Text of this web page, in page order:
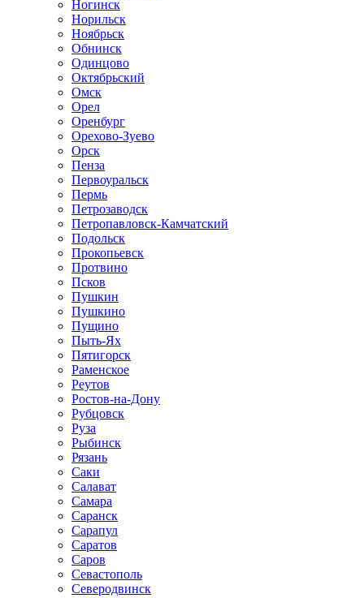
Ногинск
Норильск
Ноябрьск
Обнинск
Одинцово
Октябрьский
Омск
Орел
Оренбург
Орехово-Зуево
Орск
Пенза
Первоуральск
Пермь
Петрозаводск
Петропавловск-Камчатский
Подольск
Прокопьевск
Протвино
Псков
Пушкин
Пушкино
Пущино
Пыть-Ях
Пятигорск
Раменское
Реутов
Ростов-на-Дону
Рубцовск
Руза
Рыбинск
Рязань
Саки
Салават
Самара
Саранск
Сарапул
Саратов
Саров
Севастополь
Северодвинск